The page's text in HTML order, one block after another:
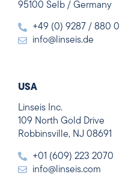
95100 Selb / Germany
+49 (0) 9287 / 880 0
info@linseis.de
USA
Linseis Inc.
109 North Gold Drive
Robbinsville, NJ 08691
+01 (609) 223 2070
info@linseis.com